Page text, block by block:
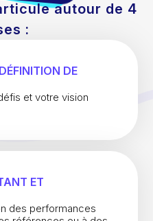
autour de 4
:
DE
et votre vision
ET
des performances